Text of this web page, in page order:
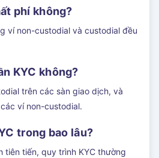
phí không?
ví non-custodial và custodial đều
KYC không?
trên các sàn giao dịch, và
ví non-custodial.
trong bao lâu?
tiên tiến, quy trình KYC thường